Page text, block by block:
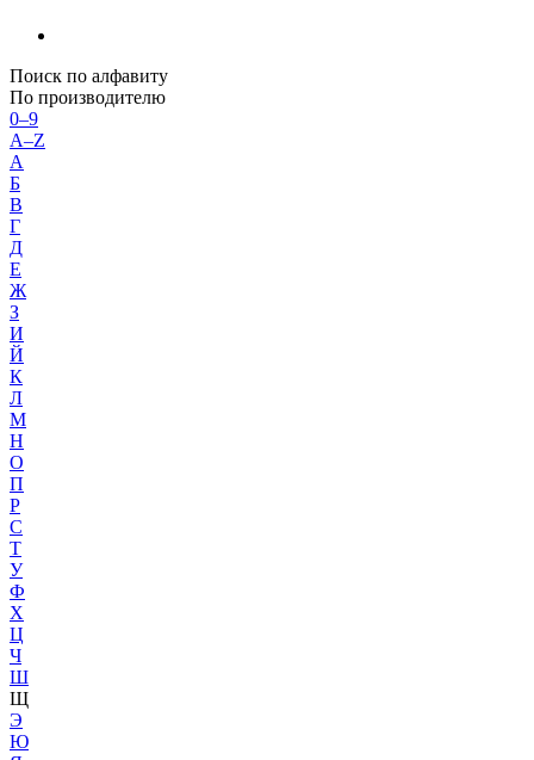
Поиск по алфавиту
По производителю
0–9
A–Z
А
Б
В
Г
Д
Е
Ж
З
И
Й
К
Л
М
Н
О
П
Р
С
Т
У
Ф
Х
Ц
Ч
Ш
Щ
Э
Ю